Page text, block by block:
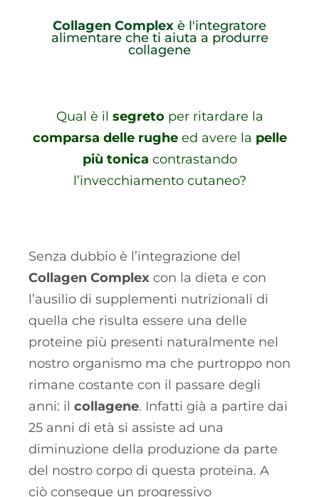
Collagen Complex è l'integratore
alimentare che ti aiuta a produrre
collagene
Qual è il segretoper ritardare la
comparsa delle rugheed avere la pelle
più tonica contrastando
l’invecchiamento cutaneo?
Senza dubbio è l’integrazione del
Collagen Complex con la dieta e con
l’ausilio di supplementi nutrizionali di
quella che risulta essere una delle
proteine più presenti naturalmente nel
nostro organismo ma che purtroppo non
rimane costante con il passare degli
anni: il collagene. Infatti già a partire dai
25 anni di età si assiste ad una
diminuzione della produzione da parte
del nostro corpo di questa proteina. A
ciò consegue un progressivo